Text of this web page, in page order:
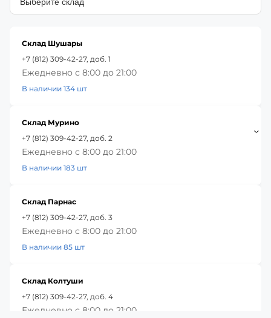
Склад Шушары
+7 (812) 309-42-27, доб. 1
Ежедневно с 8:00 до 21:00
В наличии 134 шт
Склад Мурино
+7 (812) 309-42-27, доб. 2
Ежедневно с 8:00 до 21:00
В наличии 183 шт
Склад Парнас
+7 (812) 309-42-27, доб. 3
Ежедневно с 8:00 до 21:00
В наличии 85 шт
Склад Колтуши
+7 (812) 309-42-27, доб. 4
Ежедневно с 8:00 до 21:00